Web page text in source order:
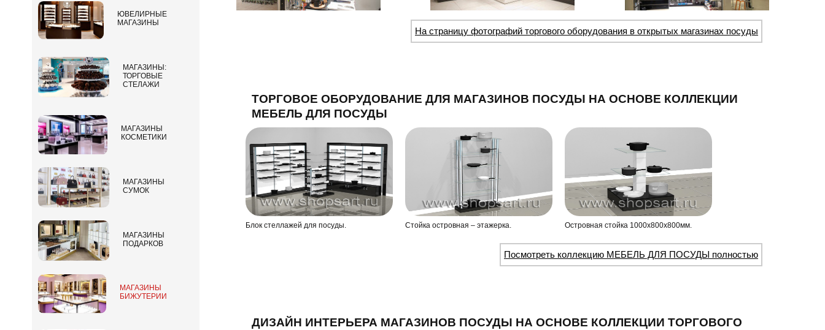
На страницу фотографий торгового оборудования в открытых магазинах посуды
ТОРГОВОЕ ОБОРУДОВАНИЕ ДЛЯ МАГАЗИНОВ ПОСУДЫ НА ОСНОВЕ КОЛЛЕКЦИИ
МЕБЕЛЬ ДЛЯ ПОСУДЫ
Блок стеллажей для посуды. Стойка островная – этажерка. Островная стойка 1000х800х800мм.
Посмотреть коллекцию МЕБЕЛЬ ДЛЯ ПОСУДЫ полностью
ДИЗАЙН ИНТЕРЬЕРА МАГАЗИНОВ ПОСУДЫ НА ОСНОВЕ КОЛЛЕКЦИИ ТОРГОВОГО
ЮВЕЛИРНЫЕ
МАГАЗИНЫ
МАГАЗИНЫ:
ТОРГОВЫЕ
СТЕЛАЖИ
МАГАЗИНЫ
КОСМЕТИКИ
МАГАЗИНЫ
СУМОК
МАГАЗИНЫ
ПОДАРКОВ
МАГАЗИНЫ
БИЖУТЕРИИ